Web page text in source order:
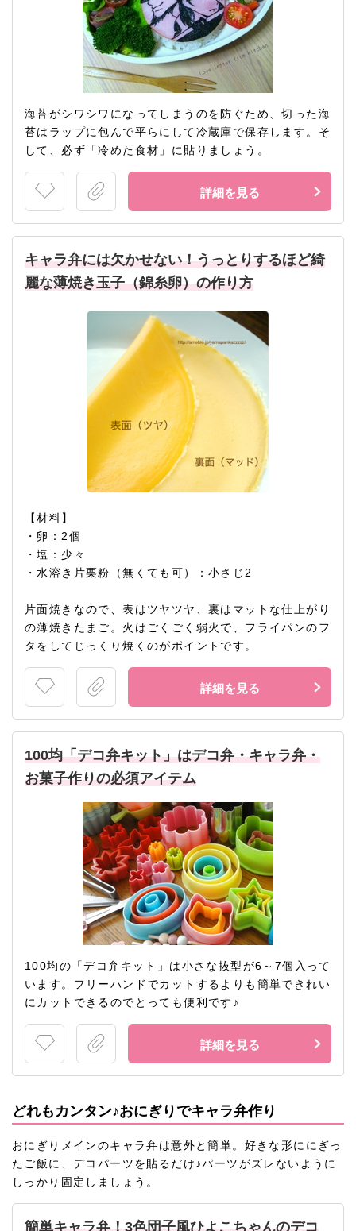
海苔がシワシワになってしまうのを防ぐため、切った海
苔はラップに包んで平らにして冷蔵庫で保存します。そ
して、必ず「冷めた食材」に貼りましょう。
詳細を見る
キャラ弁には欠かせない！うっとりするほど綺
麗な薄焼き玉子（錦糸卵）の作り方
【材料】
・卵：2個
・塩：少々
・水溶き片栗粉（無くても可）：小さじ2
片面焼きなので、表はツヤツヤ、裏はマットな仕上がり
の薄焼きたまご。火はごくごく弱火で、フライパンのフ
タをしてじっくり焼くのがポイントです。
詳細を見る
100均「デコ弁キット」はデコ弁・キャラ弁・
お菓子作りの必須アイテム
100均の「デコ弁キット」は小さな抜型が6～7個入って
います。フリーハンドでカットするよりも簡単できれい
にカットできるのでとっても便利です♪
詳細を見る
どれもカンタン♪おにぎりでキャラ弁作り
おにぎりメインのキャラ弁は意外と簡単。好きな形ににぎっ
たご飯に、デコパーツを貼るだけ♪パーツがズレないように
しっかり固定しましょう。
簡単キャラ弁！3色団子風ひよこちゃんのデコ